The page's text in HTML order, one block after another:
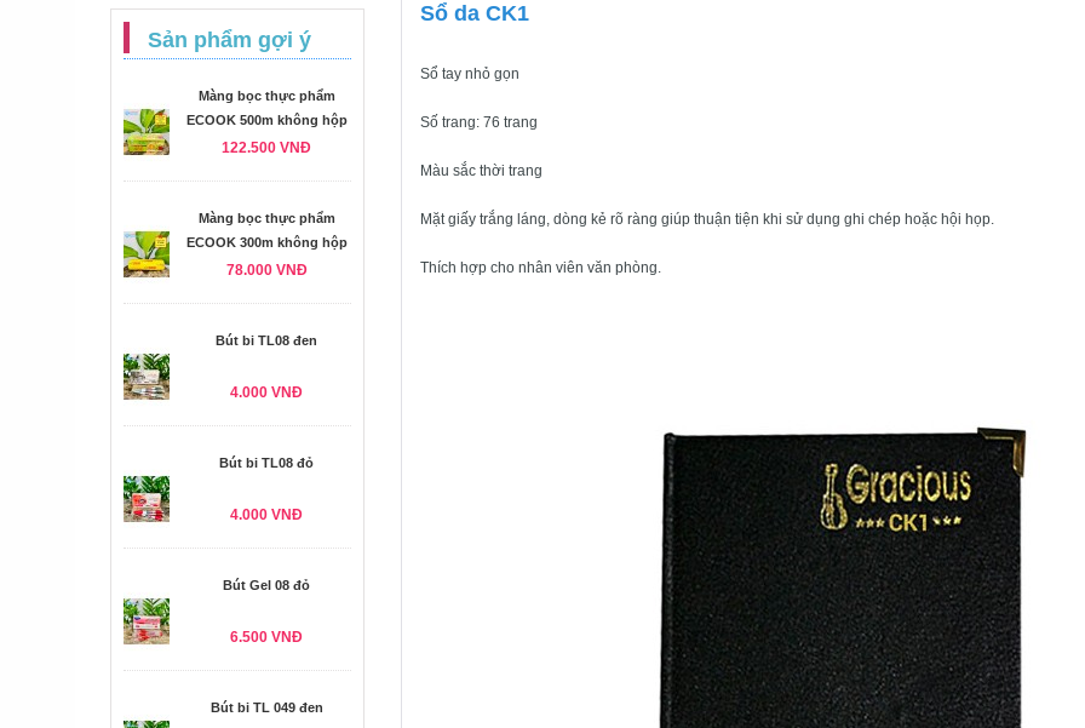
Sản phẩm gợi ý
Màng bọc thực phẩm
ECOOK 500m không hộp
122.500 VNĐ
Màng bọc thực phẩm
ECOOK 300m không hộp
78.000 VNĐ
Bút bi TL08 đen
4.000 VNĐ
Bút bi TL08 đỏ
4.000 VNĐ
Bút Gel 08 đỏ
6.500 VNĐ
Bút bi TL 049 đen
Sổ da CK1
Sổ tay nhỏ gọn
Số trang: 76 trang
Màu sắc thời trang
Mặt giấy trắng láng, dòng kẻ rõ ràng giúp thuận tiện khi sử dụng ghi chép hoặc hội họp.
Thích hợp cho nhân viên văn phòng.